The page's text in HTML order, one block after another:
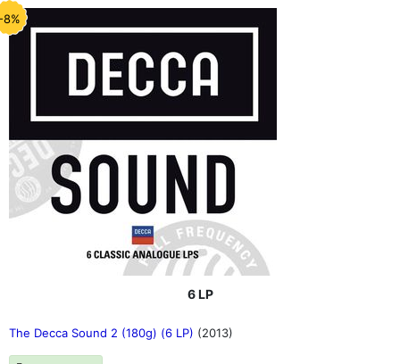
8%
6 LP
The Decca Sound 2 (180g) (6 LP) (2013)